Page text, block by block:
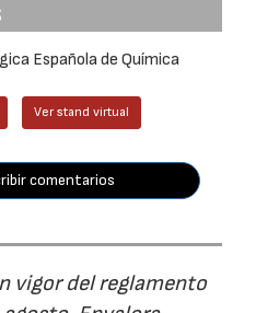
Española de Química
Ver stand virtual
comentarios
vigor del reglamento